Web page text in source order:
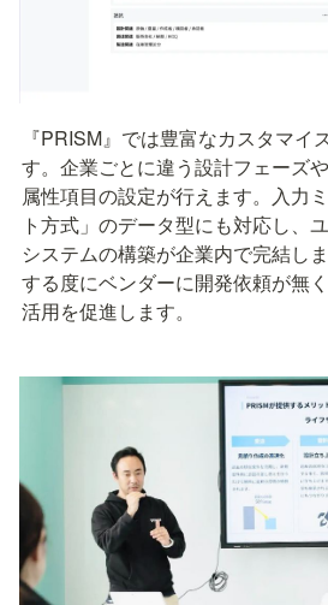
『PRISM』では豊富なカスタマイ
す。企業ごとに違う設計フェーズ
属性項目の設定が行えます。入力
ト方式」のデータ型にも対応し、
システムの構築が企業内で完結し
する度にベンダーに開発依頼が無
活用を促進します。